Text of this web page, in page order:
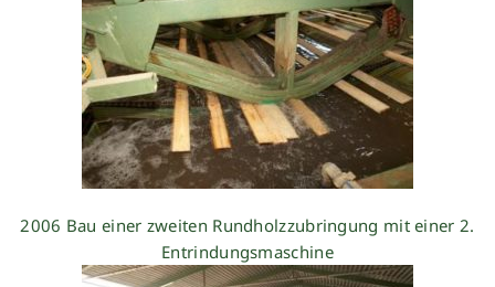
2006 Bau einer zweiten Rundholzzubringung mit einer 2.
Entrindungsmaschine